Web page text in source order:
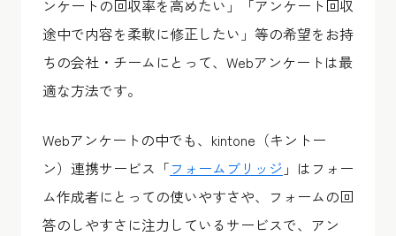
ンケートの回収率を高めたい」「アンケート回収
途中で内容を柔軟に修正したい」等の希望をお持
ちの会社・チームにとって、Webアンケートは最
適な方法です。
Webアンケートの中でも、kintone（キントー
ン）連携サービス「フォームブリッジ 」はフォー
ム作成者にとっての使いやすさや、フォームの回
答のしやすさに注力しているサービスで、アン